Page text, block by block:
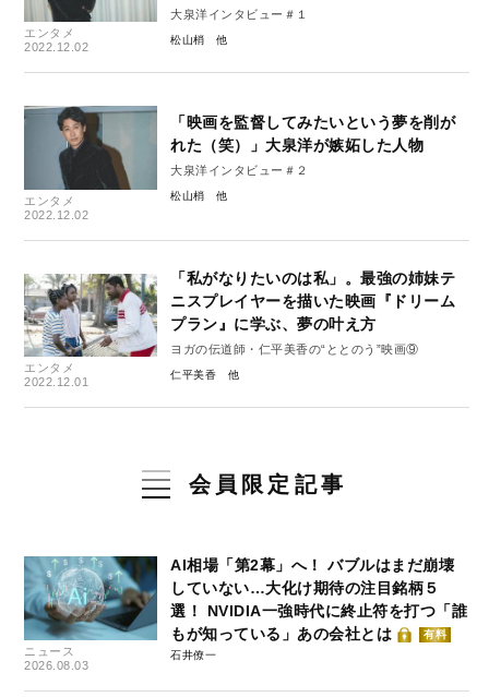
エンタメ
2022.12.02
大泉洋インタビュー＃１
松山梢
エンタメ
2022.12.02
「映画を監督してみたいという夢を削が
れた（笑）」大泉洋が嫉妬した人物
大泉洋インタビュー＃２
松山梢
エンタメ
2022.12.01
「私がなりたいのは私」。最強の姉妹テ
ニスプレイヤーを描いた映画『ドリーム
プラン』に学ぶ、夢の叶え方
ヨガの伝道師・仁平美香の“ととのう”映画⑨
仁平美香
会員限定記事
ニュース
2026.08.03
AI相場「第2幕」へ！ バブルはまだ崩壊
していない…大化け期待の注目銘柄５
選！ NVIDIA一強時代に終止符を打つ「誰
もが知っている」あの会社とは
有料
石井僚一